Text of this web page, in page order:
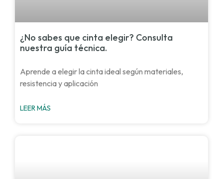
¿No sabes que cinta elegir? Consulta
nuestra guía técnica.
Aprende a elegir la cinta ideal según materiales,
resistencia y aplicación
LEER MÁS